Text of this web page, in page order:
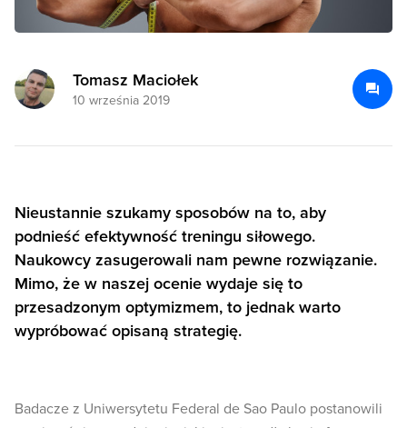
Tomasz Maciołek
10 września 2019
Nieustannie szukamy sposobów na to, aby
podnieść efektywność treningu siłowego.
Naukowcy zasugerowali nam pewne rozwiązanie.
Mimo, że w naszej ocenie wydaje się to
przesadzonym optymizmem, to jednak warto
wypróbować opisaną strategię.
Badacze z Uniwersytetu Federal de Sao Paulo postanowili